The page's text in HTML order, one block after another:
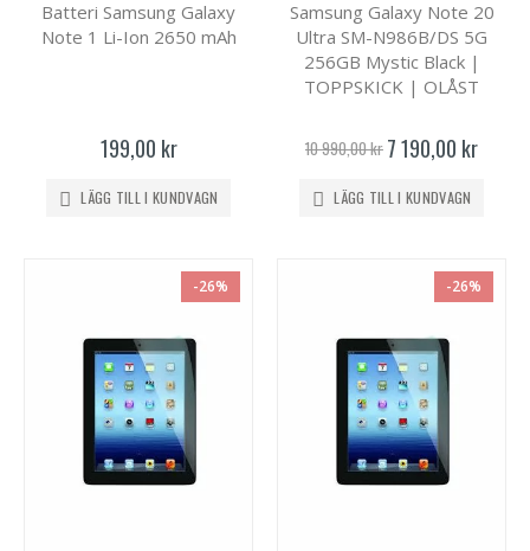
Batteri Samsung Galaxy
Note 1 Li-Ion 2650 mAh
199,00 kr
LÄGG TILL I KUNDVAGN
Samsung Galaxy Note 20
Ultra SM-N986B/DS 5G
256GB Mystic Black |
TOPPSKICK | OLÅST
10 990,00 kr Specialpris
7 190,00 kr
LÄGG TILL I KUNDVAGN
-26% -26%